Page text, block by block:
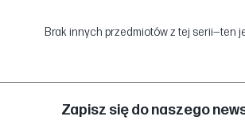
Brak innych przedmiotów z tej serii—ten
Zapisz się do naszego